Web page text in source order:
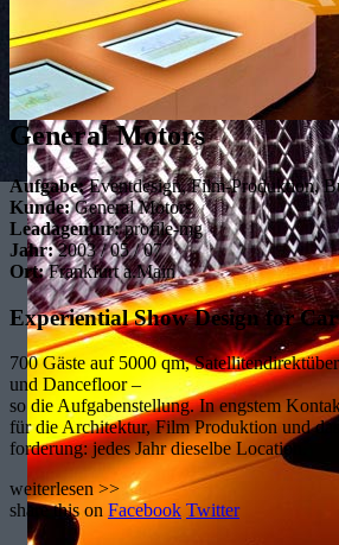
General Motors
Aufgabe:Eventdesign, Film-Produktion,
Kunde:General Motors
Leadagentur:profile-mg
Jahr:2003 / 05 / 07
Ort:Frankfurt a.Main
Experiential Show Design for Car
700 Gäste auf 5000 qm,
und Dancefloor –
so die Aufgabenstellung. In engstem
für die Architektur, Film Produktion und
forderung: jedes Jahr dieselbe Location.
weiterlesen >>
share this on Facebook Twitter